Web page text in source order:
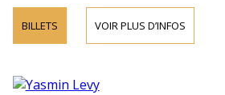
BILLETS VOIR PLUS D’INFOS